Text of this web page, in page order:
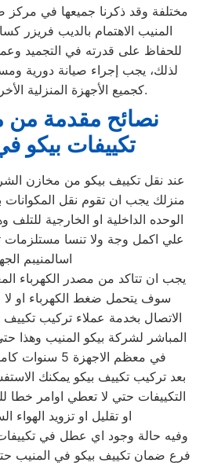
مختلفة وقد ذكرنا جميعها في مركز
المنيب الاهتمام بالديب فريزر
للحفاظ على قدرته في التجميد
لذلك، يجب إجراء صيانة دورية
كجميع الأجهزة المنزلية الأخرى، للحفاظ عليها.
نصائح مقدمة من
تكييفات بيكو
عند نقل تكييف بيكو من مخازن
منزلك يجب ان تقوم نقل
الوحده الداخلية او الخارجية
علي اكمل وجة ولا تنسا مستلزمات
اسالمنيبم
يجب ان تتاكد من مصدر الكهرباء
سوف يتحمل ضغط الكهرباء او لا
الاتصال بخدمة عملاء تركيب
المباشر لشركة بيكو المنيب وهذا
في معظم الاجهزة 5 سنوات كاملة علي جميع الاجزاء
بعد تركيب تكييف بيكو يمكنك
التكييفات حتي لا تعطي اوامر
او تقليل او تزويد الهواء
وفيه حالة وجود اي عطل في
فرع ضمان تكييف بيكو في المنيب